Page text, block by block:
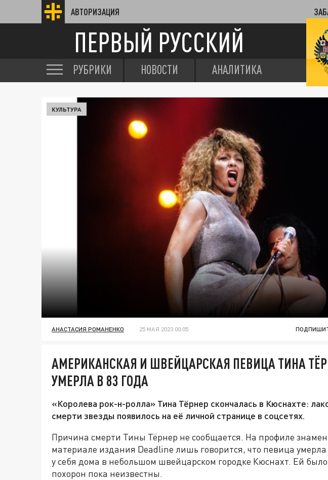
АВТОРИЗАЦИЯ
ПЕРВЫЙ РУССКИЙ
РУБРИКИ НОВОСТИ АНАЛИТИКА
КУЛЬТУРА
АНАСТАСИЯ РОМАНЕНКО 25 МАЯ 2023 00:05
АМЕРИКАНСКАЯ И ШВЕЙЦАРСКАЯ ПЕВИЦА ТИНА
УМЕРЛА В 83 ГОДА
«Королева рок-н-ролла» Тина Тёрнер скончалась в Кюснахте:
смерти звезды появилось на её личной странице в соцсетях.
Причина смерти Тины Тёрнер не сообщается. На профиле
материале издания Deadline лишь говорится, что певица умерла
у себя дома в небольшом швейцарском городке Кюснахт. Ей
похорон пока неизвестны.